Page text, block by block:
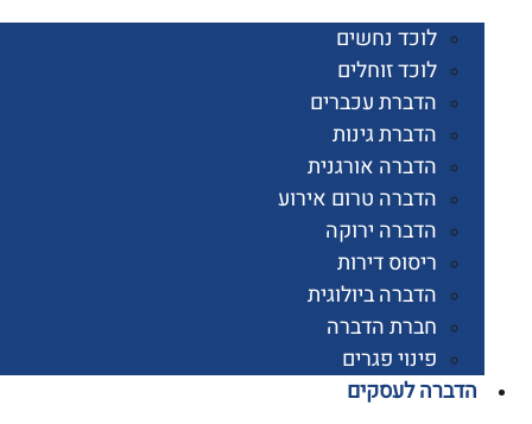
לוכד נחשים
לוכד זוחלים
הדברת עכברים
הדברת גינות
הדברה אורגנית
הדברה טרום אירוע
הדברה ירוקה
ריסוס דירות
הדברה ביולוגית
חברת הדברה
פינוי פגרים
לעסקים